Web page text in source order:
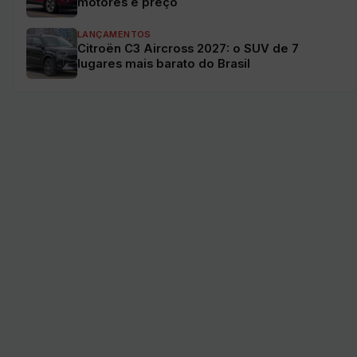
LANÇAMENTOS
Citroën C3 Aircross 2027: o SUV de 7
lugares mais barato do Brasil